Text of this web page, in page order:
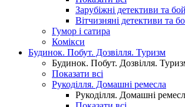
Зарубіжні детективи та
Вітчизняні детективи та
Гумор і сатира
Комікси
Будинок. Побут. Дозвілля. Туризм
Будинок. Побут. Дозвілля.
Показати всі
Рукоділля. Домашні ремесла
Рукоділля. Домашні